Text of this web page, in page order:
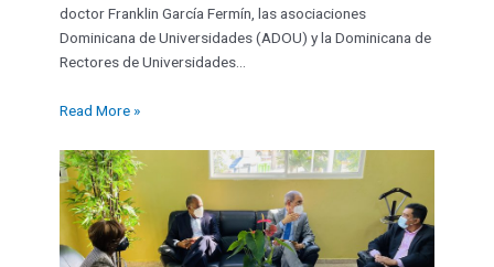
doctor Franklin García Fermín, las asociaciones
Dominicana de Universidades (ADOU) y la Dominicana de
Rectores de Universidades…
Read More »